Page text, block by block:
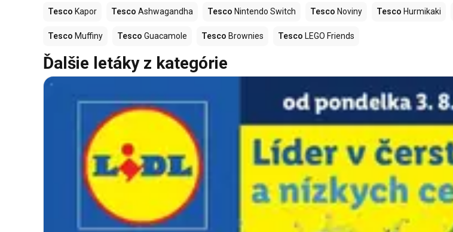
Tesco Kapor Tesco Ashwagandha Tesco Nintendo Switch Tesco Noviny Tesco Hurmikaki
Tesco Muffiny Tesco Guacamole Tesco Brownies Tesco LEGO Friends
Ďalšie letáky z kategórie